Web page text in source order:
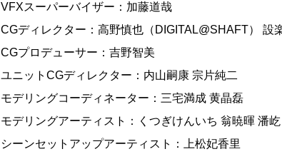
VFXスーパーバイザー：加藤道哉
CGディレクター：高野慎也（DIGITAL@SHAFT） 設
CGプロデューサー：吉野智美
ユニットCGディレクター：内山嗣康 宗片純二
モデリングコーディネーター：三宅満成 黄晶磊
モデリングアーティスト：くつぎけんいち 翁暁暉 潘
シーンセットアップアーティスト：上松妃香里